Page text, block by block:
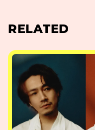
RELATED